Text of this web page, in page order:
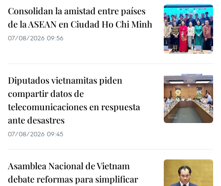
Consolidan la amistad entre países
de la ASEAN en Ciudad Ho Chi Minh
07/08/2026 09:56
Diputados vietnamitas piden
compartir datos de
telecomunicaciones en respuesta
ante desastres
07/08/2026 09:45
Asamblea Nacional de Vietnam
debate reformas para simplificar